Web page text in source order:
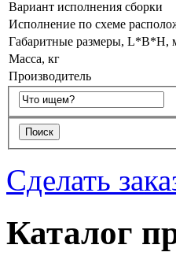
Вариант исполнения сборки
Исполнение по схеме
Габаритные размеры, L*B*H,
Масса, кг
Производитель
Сделать
Каталог